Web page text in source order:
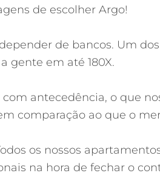
de escolher Argo!
de bancos. Um
gente em até 180X.
antecedência, o que
comparação ao que o
os nossos
na hora de fechar o